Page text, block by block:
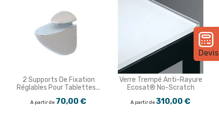
Devis
2 Supports De Fixation
Réglables Pour Tablettes...
A partir de 70,00 €
Verre Trempé Anti-Rayure
Ecosat® No-Scratch
A partir de310,00 €